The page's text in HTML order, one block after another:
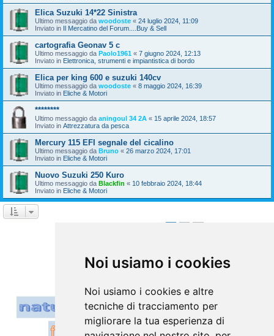
Noi usiamo i cookies
Noi usiamo i cookies e altre
tecniche di tracciamento per
migliorare la tua esperienza di
Elica Suzuki 14*22 Sinistra
Ultimo messaggio da woodoste « 24 luglio 2024, 11:09
Inviato in Il Mercatino del Forum....Buy & Sell
cartografia Geonav 5 c
Ultimo messaggio da Paolo1961 « 7 giugno 2024, 12:13
Inviato in Elettronica, strumenti e impiantistica di bordo
Elica per king 600 e suzuki 140cv
Ultimo messaggio da woodoste « 8 maggio 2024, 16:39
Inviato in Eliche & Motori
********
Ultimo messaggio da aningoul 34 2A « 15 aprile 2024, 18:57
Inviato in Attrezzatura da pesca
Mercury 115 EFI segnale del cicalino
Ultimo messaggio da Bruno « 26 marzo 2024, 17:01
Inviato in Eliche & Motori
Nuovo Suzuki 250 Kuro
Ultimo messaggio da Blackfin « 10 febbraio 2024, 18:44
Inviato in Eliche & Motori